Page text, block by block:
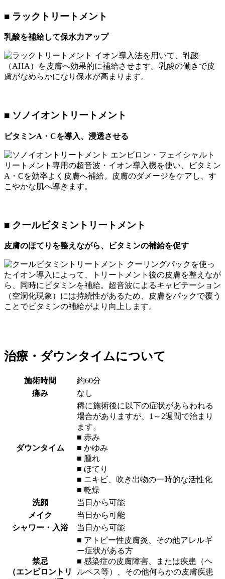
■ ラックトリートメント
乳酸を補給して保水力アップ
イオン導入法を用いて、乳酸
（AHA）を皮膚へ効果的に補給させます。乳酸の働きで皮
膚がなめらかになり保水が高まります。
■ ソノイオントリートメント
ビタミンA・Cを導入、浸透させる
エンビロン・フェイシャルト
リートメント専用の超音波・イオン導入機を使い、ビタミン
A・Cを効率よく皮膚へ補給。皮膚のダメージをケアし、す
こやかな肌へ導きます。
■ クールビタミントリートメント
皮膚のほてりを整えながら、ビタミンの補給を促す
クーリングパックを使っ
たイオン導入によって、トリートメント後の皮膚を整えなが
ら、同時にビタミンを補給。超音波によるキャビテーション
（空洞化現象）には持続性があるため、皮膚をパックで覆う
ことでビタミンの補給がより向上します。
治療・ダウンタイムについて
施術時間
約60分
痛み
なし
ダウンタイム
稀に施術後に以下の症状があらわれる
場合がありますが、1～2週間で治まり
ます。
■ 赤み
■ かゆみ
■ 腫れ
■ ほてり
■ ニキビ、吹き出物の一時的な活性化
■ 乾燥
洗顔
当日から可能
メイク
当日から可能
シャワー・入浴
当日から可能
禁忌
（エンビロントリ
■ アトピー性皮膚炎、その他アレルギ
ー症状がある方
■ 感染症の皮膚障害、または疾患（ヘ
ルペス等）、その他何らかの皮膚疾患